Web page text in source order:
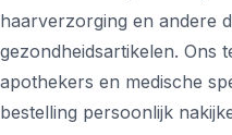
haarverzorging en andere
gezondheidsartikelen. Ons
apothekers en medische
bestelling persoonlijk